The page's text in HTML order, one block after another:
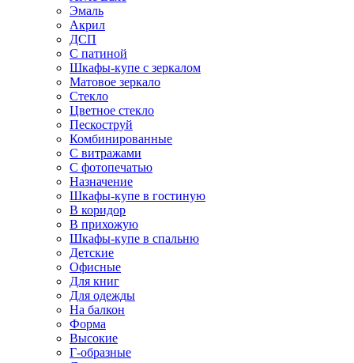
Эмаль
Акрил
ДСП
С патиной
Шкафы-купе с зеркалом
Матовое зеркало
Стекло
Цветное стекло
Пескоструй
Комбинированные
С витражами
С фотопечатью
Назначение
Шкафы-купе в гостиную
В коридор
В прихожую
Шкафы-купе в спальню
Детские
Офисные
Для книг
Для одежды
На балкон
Форма
Высокие
Г-образные